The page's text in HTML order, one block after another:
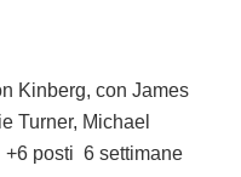
Kinberg, con James
Turner, Michael
posti 6 settimane